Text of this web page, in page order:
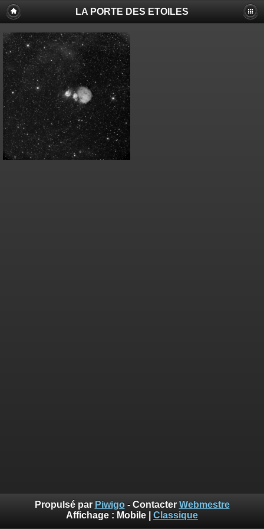
LA PORTE DES ETOILES
Propulsé par Piwigo- Contacter Webmestre
Affichage : Mobile Classique